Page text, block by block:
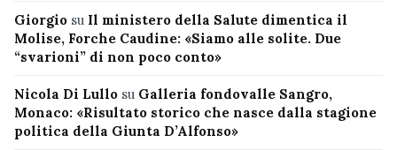
Giorgio su Il ministero della Salute dimentica il
Molise, Forche Caudine: «Siamo alle solite. Due
“svarioni” di non poco conto»
Nicola Di Lullo su Galleria fondovalle Sangro,
Monaco: «Risultato storico che nasce dalla stagione
politica della Giunta D’Alfonso»